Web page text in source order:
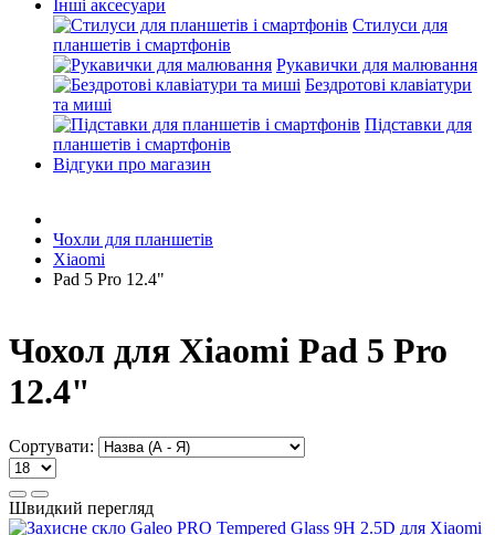
Інші аксесуари
Стилуси для
планшетів і смартфонів
Рукавички для малювання
Бездротові клавіатури
та миші
Підставки для
планшетів і смартфонів
Відгуки про магазин
Чохли для планшетів
Xiaomi
Pad 5 Pro 12.4"
Чохол для Xiaomi Pad 5 Pro
12.4"
Сортувати:
Швидкий перегляд